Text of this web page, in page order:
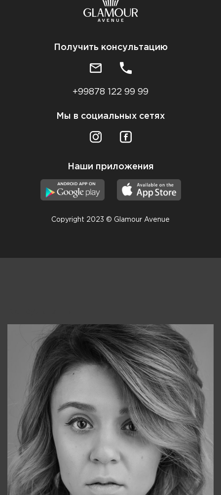
Получить консультацию
+99878 122 99 99
Мы в социальных сетях
Наши приложения
Copyright 2023 © Glamour Avenue